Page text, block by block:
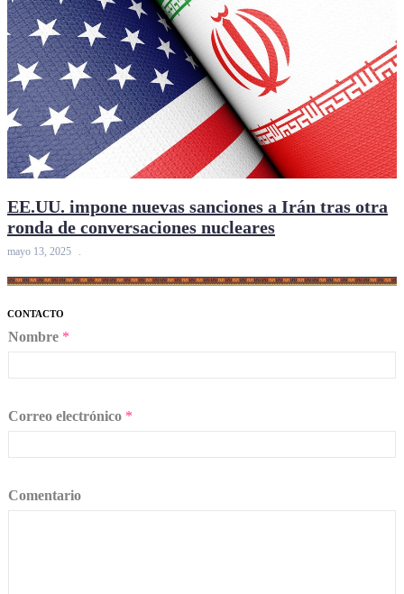
EE.UU. impone nuevas sanciones a Irán tras otra
ronda de conversaciones nucleares
mayo 13, 2025
CONTACTO
Nombre *
Correo electrónico *
Comentario